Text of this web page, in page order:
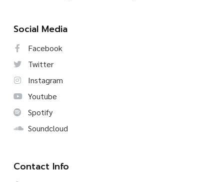
Social Media
Facebook
Twitter
Instagram
Youtube
Spotify
Soundcloud
Contact Info